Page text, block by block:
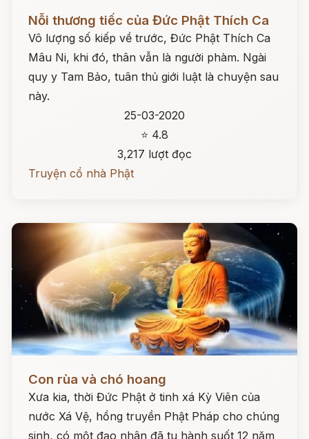
Đọc ngay
Nỗi thương tiếc của Đức Phật Thích Ca
Vô lượng số kiếp về trước, Đức Phật Thích Ca
Mâu Ni, khi đó, thân vẫn là người phàm. Ngài
quy y Tam Bảo, tuân thủ giới luật là chuyện sau
này.
25-03-2020
⭐ 4.8
3,217 lượt đọc
Truyện cổ nhà Phật
Con rùa và chó hoang
Xưa kia, thời Đức Phật ở tinh xá Kỳ Viên của
nước Xá Vệ, hồng truyền Phật Pháp cho chúng
sinh, có một đạo nhân đã tu hành suốt 12 năm